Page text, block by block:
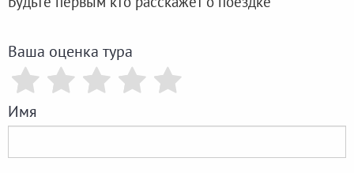
Ваша оценка тура
Имя